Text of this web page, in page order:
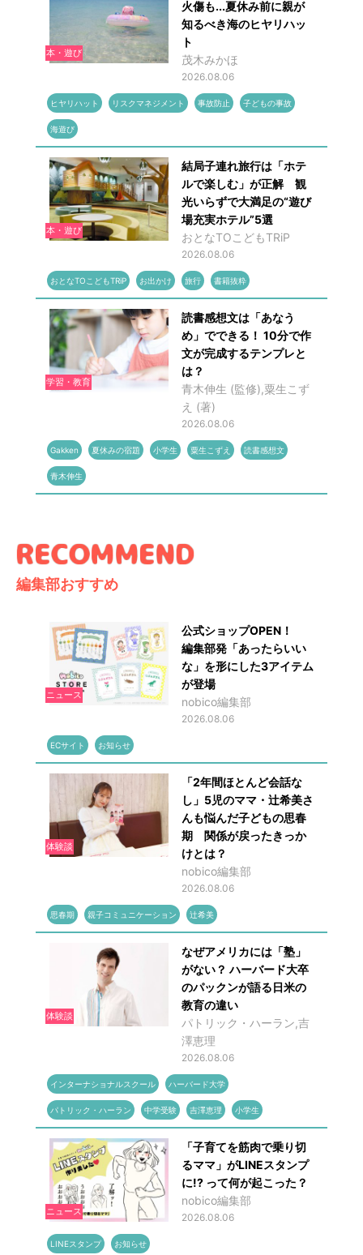
本・遊び
火傷も...夏休み前に親が
知るべき海のヒヤリハッ
ト
茂木みかほ
2026.08.06
ヒヤリハット リスクマネジメント 事故防止 子どもの事故
海遊び
本・遊び
結局子連れ旅行は「ホテ
ルで楽しむ」が正解 観
光いらずで大満足の“遊び
場充実ホテル”5選
おとなTOこどもTRiP
2026.08.06
おとなTOこどもTRiP お出かけ 旅行 書籍抜粋
学習・教育
読書感想文は「あなう
め」でできる！ 10分で作
文が完成するテンプレと
は？
青木伸生 (監修),粟生こず
え (著)
2026.08.06
Gakken 夏休みの宿題 小学生 粟生こずえ 読書感想文
青木伸生
編集部おすすめ
ニュース
公式ショップOPEN！
編集部発「あったらいい
な」を形にした3アイテム
が登場
nobico編集部
2026.08.06
ECサイト お知らせ
体験談
「2年間ほとんど会話な
し」5児のママ・辻希美さ
んも悩んだ子どもの思春
期 関係が戻ったきっか
けとは？
nobico編集部
2026.08.06
思春期 親子コミュニケーション 辻希美
体験談
なぜアメリカには「塾」
がない？ ハーバード大卒
のパックンが語る日米の
教育の違い
パトリック・ハーラン,吉
澤恵理
2026.08.06
インターナショナルスクール ハーバード大学
パトリック・ハーラン 中学受験 吉澤恵理 小学生
ニュース
「子育てを筋肉で乗り切
るママ」がLINEスタンプ
に!? って何が起こった？
nobico編集部
2026.08.06
LINEスタンプ お知らせ